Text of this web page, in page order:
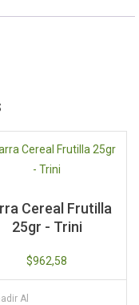
Cereal Frutilla
25gr - Trini
$962,58
Al